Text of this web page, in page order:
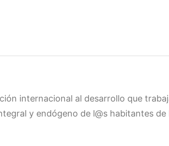
internacional al desarrollo que
y endógeno de l@s habitantes de